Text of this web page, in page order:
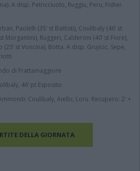
A disp. Petricciuolo, Ruggiu, Peru, Fisher.
Paolelli (35’ st Battisti), Coulibaly (46’ st
Morgantini), Ruggeri, Calderoni (40’ st Fiore),
(23’ st Voncina), Botta. A disp. Grujicic, Sepe,
di Frattamaggiore
46’ pt Esposito
Coulibaly, Aiello, Loru. Recupero: 2' +
DELLA GIORNATA